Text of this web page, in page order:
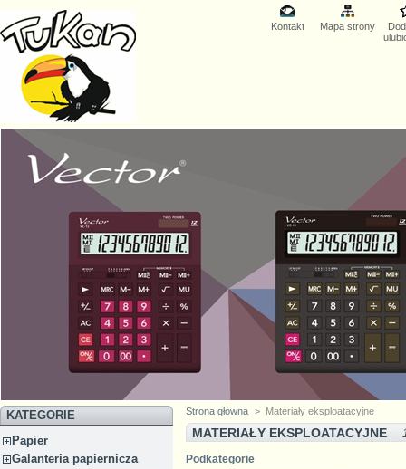
Kontakt Mapa strony
KATEGORIE
Papier
Galanteria papiernicza
Strona główna > Materiały eksploatacyjne
MATERIAŁY EKSPLOATACYJNE
Podkategorie